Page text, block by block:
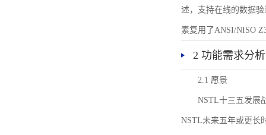
述，支持在线的数据
素复用了ANSI/NISO
2 功能需求分析
2.1 愿景
NSTL十三五发展
NSTL未来五年或更长